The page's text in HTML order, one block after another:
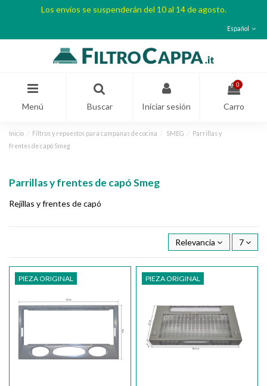
Los envíos se suspenderán del 10 al 14 de agosto.
Español
Menú Buscar Iniciar sesión
0
Carro
Inicio Filtros y repuestos para campanas de cocina SMEG
Parrillas y
frentes de capó Smeg
Parrillas y frentes de capó Smeg
Rejillas y frentes de capó
Relevancia 7
PIEZA ORIGINAL PIEZA ORIGINAL